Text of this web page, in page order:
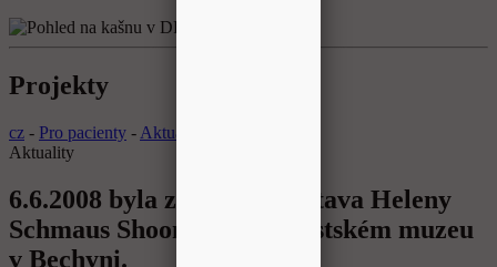
Projekty
cz - Pro pacienty - Aktuality
Aktuality
6.6.2008 byla zahájena Výstava Heleny
Schmaus Shoonerové v Městském muzeu
v Bechyni.